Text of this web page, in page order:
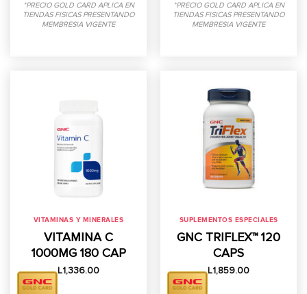
*PRECIO GOLD CARD APLICA EN
TIENDAS FISICAS PRESENTANDO
MEMBRESIA VIGENTE
*PRECIO GOLD CARD APLICA EN
TIENDAS FISICAS PRESENTANDO
MEMBRESIA VIGENTE
VITAMINAS Y MINERALES
VITAMINA C
1000MG 180 CAP
L1,336.00
SUPLEMENTOS ESPECIALES
GNC TRIFLEX™ 120
CAPS
L1,859.00